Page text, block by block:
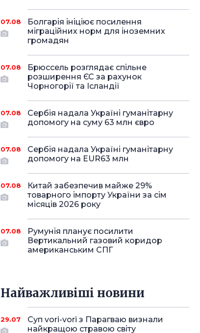
07.08
Болгарія ініціює посилення
міграційних норм для іноземних
громадян
07.08
Брюссель розглядає спільне
розширення ЄС за рахунок
Чорногорії та Ісландії
07.08
Сербія надала Україні гуманітарну
допомогу на суму 63 млн євро
07.08
Сербія надала Україні гуманітарну
допомогу на EUR63 млн
07.08
Китай забезпечив майже 29%
товарного імпорту України за сім
місяців 2026 року
07.08
Румунія планує посилити
Вертикальний газовий коридор
американським СПГ
Найважливіші новини
29.07
Суп vori-vori з Парагваю визнали
найкращою стравою світу